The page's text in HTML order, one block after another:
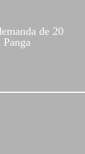
de 20